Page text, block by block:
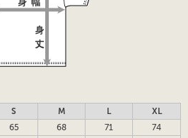
S M L
XL
65 68 71
74